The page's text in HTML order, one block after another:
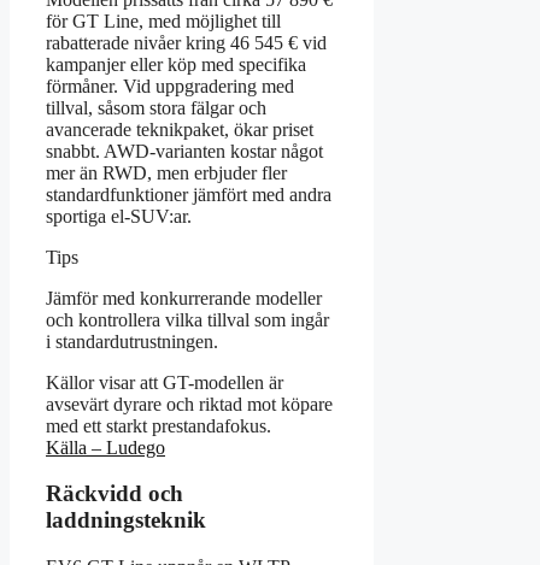
för GT Line, med möjlighet till
rabatterade nivåer kring 46 545 € vid
kampanjer eller köp med specifika
förmåner. Vid uppgradering med
tillval, såsom stora fälgar och
avancerade teknikpaket, ökar priset
snabbt. AWD-varianten kostar något
mer än RWD, men erbjuder fler
standardfunktioner jämfört med andra
sportiga el-SUV:ar.
Tips
Jämför med konkurrerande modeller
och kontrollera vilka tillval som ingår
i standardutrustningen.
Källor visar att GT-modellen är
avsevärt dyrare och riktad mot köpare
med ett starkt prestandafokus.
Källa – Ludego
Räckvidd och
laddningsteknik